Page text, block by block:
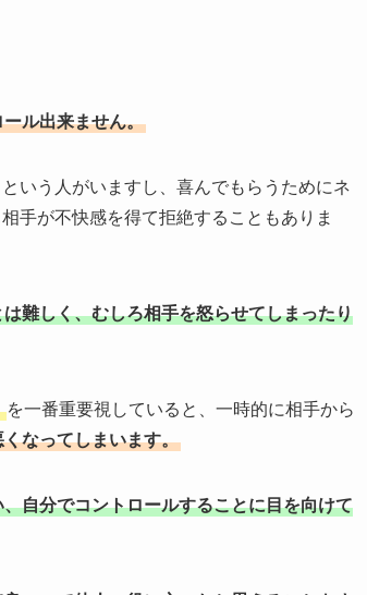
ル出来ません。
いう人がいますし、喜んでもらうためにネ
手が不快感を得て拒絶することもありま
難しく、むしろ相手を怒らせてしまったり
を一番重要視していると、一時的に相手から
なってしまいます。
自分でコントロールすることに目を向けて